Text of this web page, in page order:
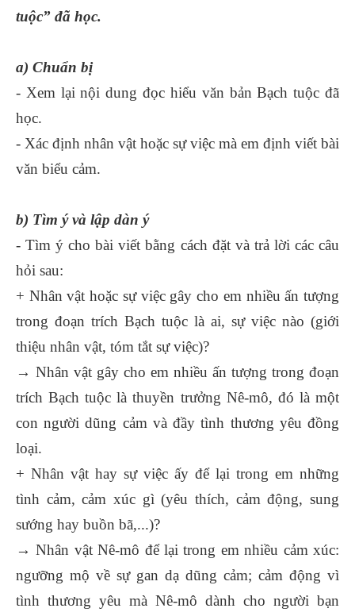
tuộc” đã học.
a) Chuẩn bị
- Xem lại nội dung đọc hiểu văn bản Bạch tuộc đã
học.
- Xác định nhân vật hoặc sự việc mà em định viết bài
văn biểu cảm.
b) Tìm ý và lập dàn ý
- Tìm ý cho bài viết bằng cách đặt và trả lời các câu
hỏi sau:
+ Nhân vật hoặc sự việc gây cho em nhiều ấn tượng
trong đoạn trích Bạch tuộc là ai, sự việc nào (giới
thiệu nhân vật, tóm tắt sự việc)?
→ Nhân vật gây cho em nhiều ấn tượng trong đoạn
trích Bạch tuộc là thuyền trưởng Nê-mô, đó là một
con người dũng cảm và đầy tình thương yêu đồng
loại.
+ Nhân vật hay sự việc ấy để lại trong em những
tình cảm, cảm xúc gì (yêu thích, cảm động, sung
sướng hay buồn bã,...)?
→ Nhân vật Nê-mô để lại trong em nhiều cảm xúc:
ngưỡng mộ về sự gan dạ dũng cảm; cảm động vì
tình thương yêu mà Nê-mô dành cho người bạn